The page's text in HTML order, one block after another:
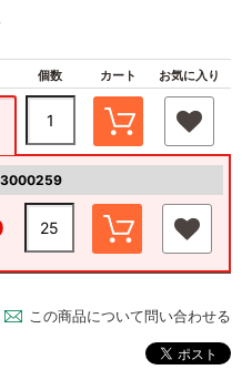
個数 カート お気に入り
この商品について問い合わせる